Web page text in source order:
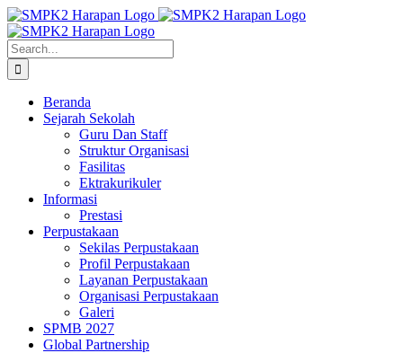
Skip
to
content
Search
for:
Beranda
Sejarah Sekolah
Guru Dan Staff
Struktur Organisasi
Fasilitas
Ektrakurikuler
Informasi
Prestasi
Perpustakaan
Sekilas Perpustakaan
Profil Perpustakaan
Layanan Perpustakaan
Organisasi Perpustakaan
Galeri
SPMB 2027
Global Partnership